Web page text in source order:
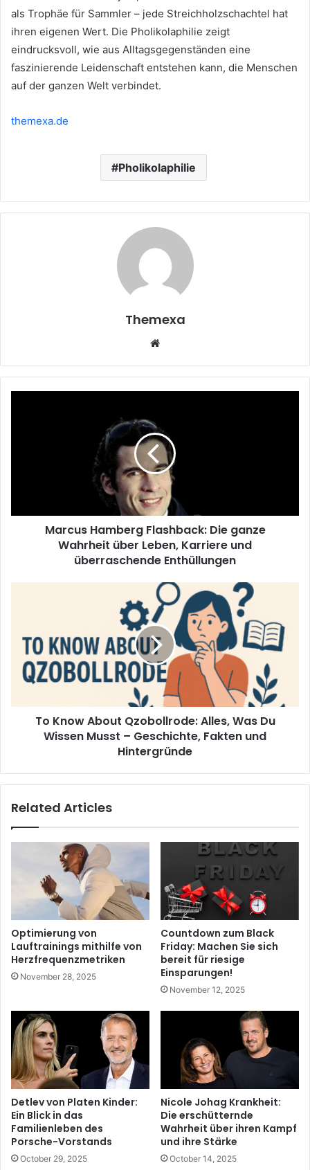
als Trophäe für Sammler – jede Streichholzschachtel hat
ihren eigenen Wert. Die Pholikolaphilie zeigt
eindrucksvoll, wie aus Alltagsgegenständen eine
faszinierende Leidenschaft entstehen kann, die Menschen
auf der ganzen Welt verbindet.
themexa.de
Pholikolaphilie
Themexa
Karriere
überraschende
Marcus Hamberg Flashback: Die ganze
Wahrheit über Leben, Karriere und
überraschende Enthüllungen
Alles,
Was
Musst
Geschichte,
Hintergründe
To Know About Qzobollrode: Alles, Was Du
Wissen Musst – Geschichte, Fakten und
Hintergründe
Related Articles
Optimierung von
Lauftrainings mithilfe von
Herzfrequenzmetriken
November 28, 2025
Countdown zum Black
Friday: Machen Sie sich
bereit für riesige
Einsparungen!
November 12, 2025
Detlev von Platen Kinder:
Ein Blick in das
Familienleben des
Porsche-Vorstands
October 29, 2025
Nicole Johag Krankheit:
Die erschütternde
Wahrheit über ihren Kampf
und ihre Stärke
October 14, 2025